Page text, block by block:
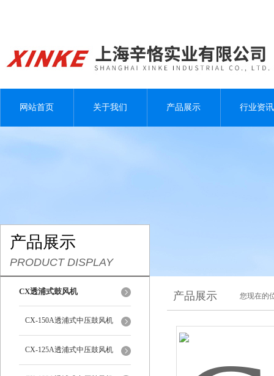
网站首页 关于我们 产品展示 行业资讯
产品展示
PRODUCT DISPLAY
CX透浦式鼓风机
CX-150A透浦式中压鼓风机
CX-125A透浦式中压鼓风机
产品展示 您现在的